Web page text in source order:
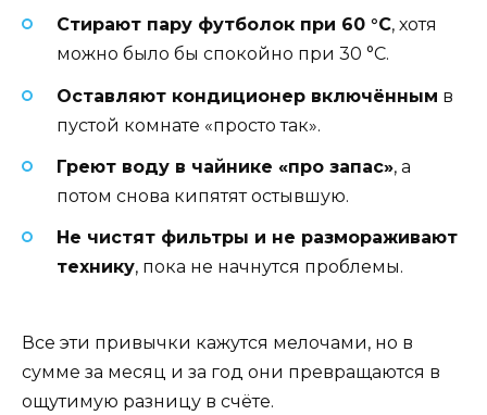
Стирают пару футболок при 60 °C, хотя
можно было бы спокойно при 30 °C.
Оставляют кондиционер включённым в
пустой комнате «просто так».
Греют воду в чайнике «про запас», а
потом снова кипятят остывшую.
Не чистят фильтры и не размораживают
технику, пока не начнутся проблемы.
Все эти привычки кажутся мелочами, но в
сумме за месяц и за год они превращаются в
ощутимую разницу в счёте.